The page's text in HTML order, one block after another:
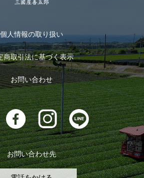
個人情報の取り扱い
商取引法に基づく表示
お問い合わせ
お問い合わせ先